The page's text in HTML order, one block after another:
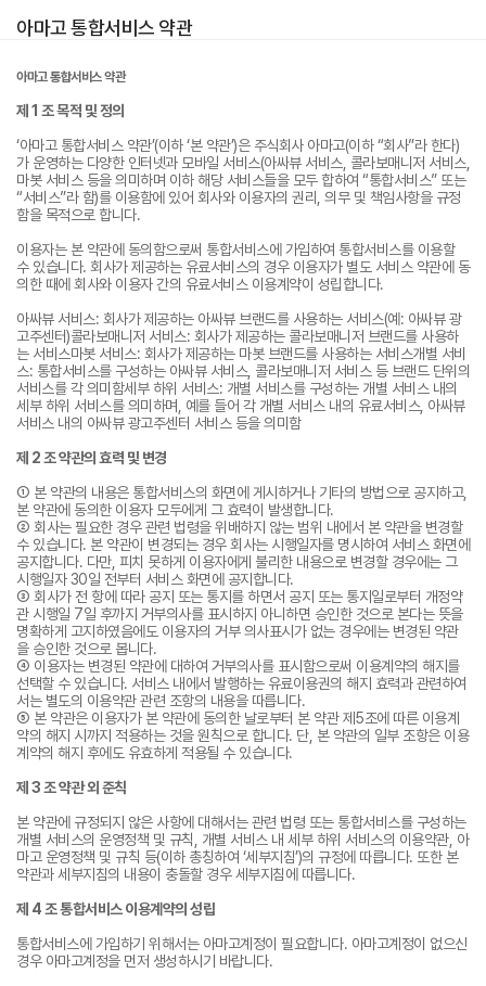
아마고 통합서비스 약관
아마고 통합서비스 약관
제 1 조 목적 및 정의
‘아마고 통합서비스 약관’(이하 ‘본 약관’)은 주식회사 아마고(이하 “회사”라 한다)
가 운영하는 다양한 인터넷과 모바일 서비스(아싸뷰 서비스, 콜라보매니저 서비스,
마봇 서비스 등을 의미하며 이하 해당 서비스들을 모두 합하여 “통합서비스” 또는
“서비스”라 함)를 이용함에 있어 회사와 이용자의 권리, 의무 및 책임사항을 규정
함을 목적으로 합니다.
이용자는 본 약관에 동의함으로써 통합서비스에 가입하여 통합서비스를 이용할
수 있습니다. 회사가 제공하는 유료서비스의 경우 이용자가 별도 서비스 약관에 동
의한 때에 회사와 이용자 간의 유료서비스 이용계약이 성립합니다.
아싸뷰 서비스: 회사가 제공하는 아싸뷰 브랜드를 사용하는 서비스(예: 아싸뷰 광
고주센터)콜라보매니저 서비스: 회사가 제공하는 콜라보매니저 브랜드를 사용하
는 서비스마봇 서비스: 회사가 제공하는 마봇 브랜드를 사용하는 서비스개별 서비
스: 통합서비스를 구성하는 아싸뷰 서비스, 콜라보매니저 서비스 등 브랜드 단위의
서비스를 각 의미함세부 하위 서비스: 개별 서비스를 구성하는 개별 서비스 내의
세부 하위 서비스를 의미하며, 예를 들어 각 개별 서비스 내의 유료서비스, 아싸뷰
서비스 내의 아싸뷰 광고주센터 서비스 등을 의미함
제 2 조 약관의 효력 및 변경
① 본 약관의 내용은 통합서비스의 화면에 게시하거나 기타의 방법으로 공지하고,
본 약관에 동의한 이용자 모두에게 그 효력이 발생합니다.
② 회사는 필요한 경우 관련 법령을 위배하지 않는 범위 내에서 본 약관을 변경할
수 있습니다. 본 약관이 변경되는 경우 회사는 시행일자를 명시하여 서비스 화면에
공지합니다. 다만, 피치 못하게 이용자에게 불리한 내용으로 변경할 경우에는 그
시행일자 30일 전부터 서비스 화면에 공지합니다.
③ 회사가 전 항에 따라 공지 또는 통지를 하면서 공지 또는 통지일로부터 개정약
관 시행일 7일 후까지 거부의사를 표시하지 아니하면 승인한 것으로 본다는 뜻을
명확하게 고지하였음에도 이용자의 거부 의사표시가 없는 경우에는 변경된 약관
을 승인한 것으로 봅니다.
④ 이용자는 변경된 약관에 대하여 거부의사를 표시함으로써 이용계약의 해지를
선택할 수 있습니다. 서비스 내에서 발행하는 유료이용권의 해지 효력과 관련하여
서는 별도의 이용약관 관련 조항의 내용을 따릅니다.
⑤ 본 약관은 이용자가 본 약관에 동의한 날로부터 본 약관 제5조에 따른 이용계
약의 해지 시까지 적용하는 것을 원칙으로 합니다. 단, 본 약관의 일부 조항은 이용
계약의 해지 후에도 유효하게 적용될 수 있습니다.
제 3 조 약관 외 준칙
본 약관에 규정되지 않은 사항에 대해서는 관련 법령 또는 통합서비스를 구성하는
개별 서비스의 운영정책 및 규칙, 개별 서비스 내 세부 하위 서비스의 이용약관, 아
마고 운영정책 및 규칙 등(이하 총칭하여 ‘세부지침’)의 규정에 따릅니다. 또한 본
약관과 세부지침의 내용이 충돌할 경우 세부지침에 따릅니다.
제 4 조 통합서비스 이용계약의 성립
통합서비스에 가입하기 위해서는 아마고계정이 필요합니다. 아마고계정이 없으신
경우 아마고계정을 먼저 생성하시기 바랍니다.